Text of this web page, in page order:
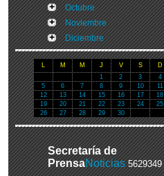
Octubre
Noviembre
Diciembre
L M M J V S
D
1
2 3
4
5
6 7 8 9 10
11
12
13 14 15 16 17
18
19
20 21 22 23 24
25
26
27 28 29 30
Secretaría de
PrensaNoticias 5629349